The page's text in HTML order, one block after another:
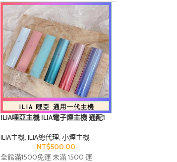
ILIA哩亞主機 ILIA電子煙主機 通配1
ILIA主機, ILIA總代理, 小煙主機
NT$500.00
全館滿1500免運 未滿 1500 運